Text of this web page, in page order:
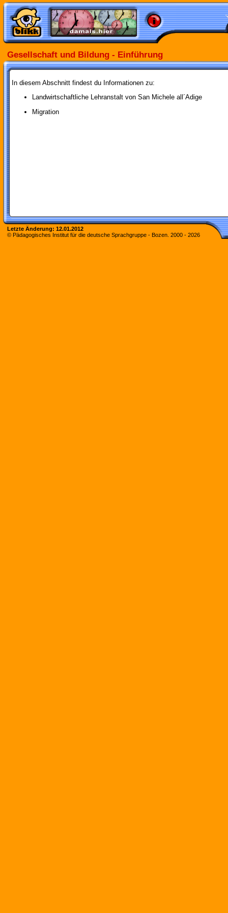
Gesellschaft und Bildung - Einführung
In diesem Abschnitt findest du Informationen zu:
Landwirtschaftliche Lehranstalt von San Michele all´Adige
Migration
Letzte Änderung: 12.01.2012
© Pädagogisches Institut für die deutsche Sprachgruppe - Bozen. 2000 - 2026